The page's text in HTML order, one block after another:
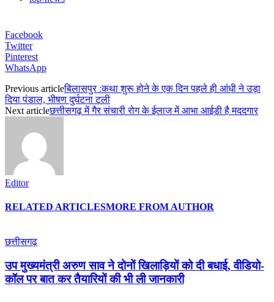
Facebook
Twitter
Pinterest
WhatsApp
Previous articleबिलासपुर :कथा शुरू होने के एक दिन पहले ही आंधी ने उड़ा
दिया पंडाल, भीषण दुर्घटना टली
Next articleछत्तीसगढ़ में गैर संचारी रोग के ईलाज में आभा आईडी है मददगार
Editor
RELATED ARTICLESMORE FROM AUTHOR
छत्तीसगढ़
उप मुख्यमंत्री अरुण साव ने दोनों खिलाड़ियों को दी बधाई, वीडियो-
कॉल पर बात कर तैयारियों की भी ली जानकारी